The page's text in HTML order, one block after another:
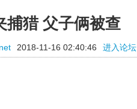
捕猎 父子俩被查
2018-11-16 02:40:46 进入论坛